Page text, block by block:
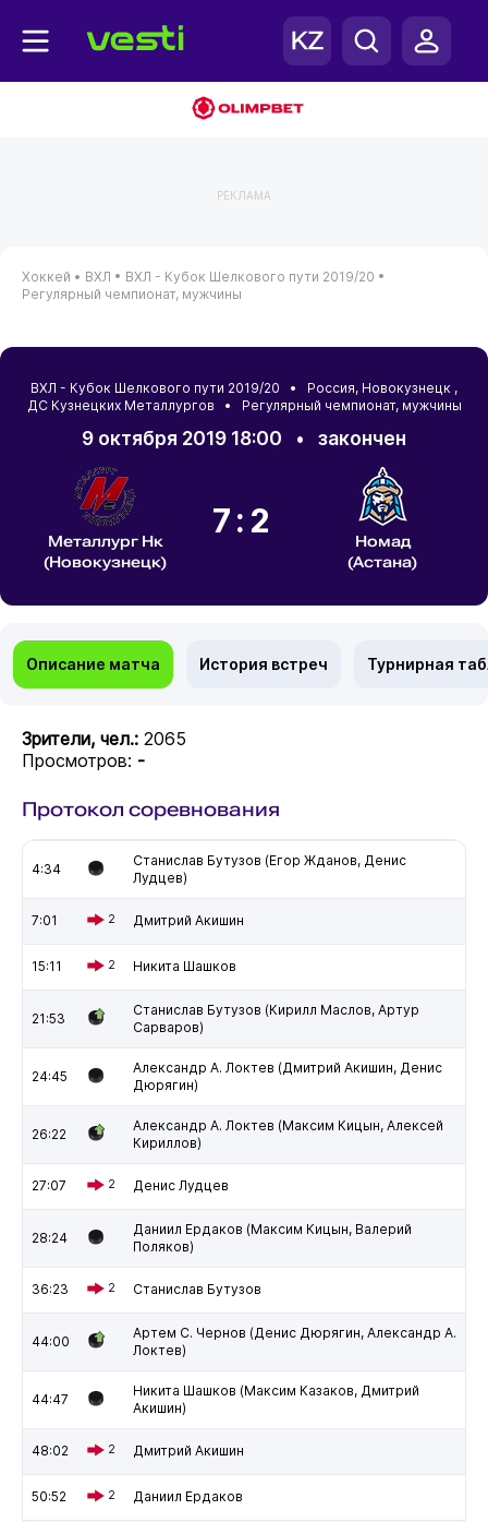
РЕКЛАМА
Хоккей • ВХЛ • ВХЛ - Кубок Шелкового пути 2019/20 •
Регулярный чемпионат, мужчины
ВХЛ - Кубок Шелкового пути 2019/20 • Россия, Новокузнецк ,
ДС Кузнецких Металлургов • Регулярный чемпионат, мужчины
9 октября 2019 18:00 • закончен
Металлург Нк
(Новокузнецк)
7:2
Номад
(Астана)
Описание матча История встреч Турнирная
Зрители, чел.: 2065
Просмотров: -
Протокол соревнования
4:34
Станислав Бутузов (Егор Жданов, Денис
Лудцев)
7:01 2 Дмитрий Акишин
15:11 2 Никита Шашков
21:53
Станислав Бутузов (Кирилл Маслов, Артур
Сарваров)
24:45
Александр А. Локтев (Дмитрий Акишин, Денис
Дюрягин)
26:22
Александр А. Локтев (Максим Кицын, Алексей
Кириллов)
27:07 2 Денис Лудцев
28:24
Даниил Ердаков (Максим Кицын, Валерий
Поляков)
36:23 2 Станислав Бутузов
44:00
Артем С. Чернов (Денис Дюрягин, Александр А.
Локтев)
44:47
Никита Шашков (Максим Казаков, Дмитрий
Акишин)
48:02 2 Дмитрий Акишин
50:52 2 Даниил Ердаков